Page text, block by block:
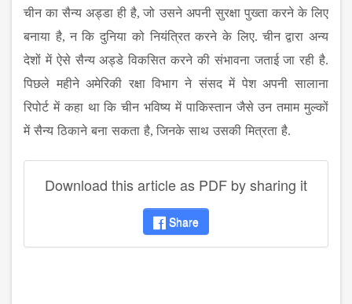
चीन का सैन्य अड्डा ही है,जो उसने अपनी सुरक्षा पुख्ता करने के लिए
बनाया है, न कि दुनिया को नियंत्रित करने के लिए. चीन द्वारा अन्य
देशों में ऐसे सैन्य अड्डे विकसित करने की संभावना जताई जा रही है.
पिछले महीने अमेरिकी रक्षा विभाग ने संसद में पेश अपनी सालाना
रिपोर्ट में कहा था कि चीन भविष्य में पाकिस्तान जैसे उन तमाम मुल्कों
में सैन्य ठिकाने बना सकता है, जिनके साथ उसकी मित्रता है.
Download this article as PDF by sharing it
Share